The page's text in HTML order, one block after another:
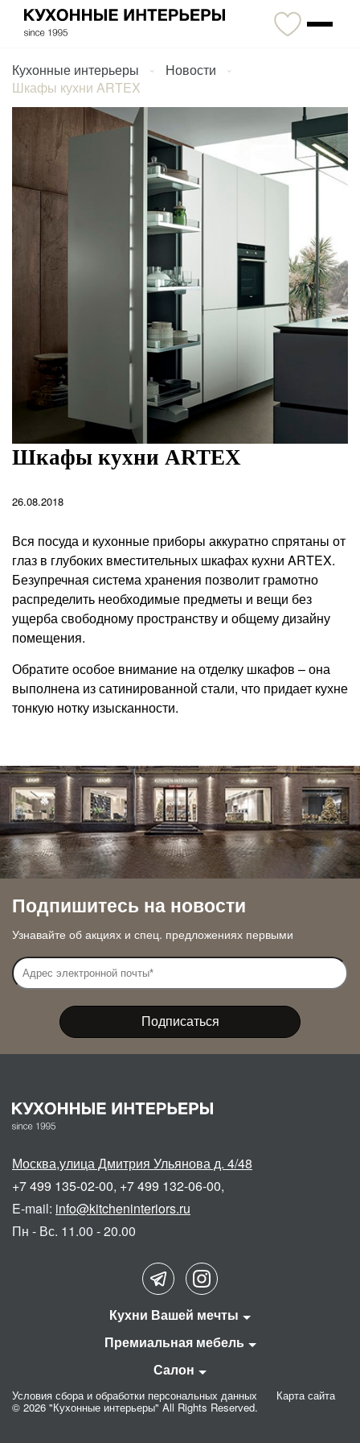
Кухонные интерьеры
Новости
Шкафы кухни ARTEX
Шкафы кухни ARTEX
26.08.2018
Вся посуда и кухонные приборы аккуратно спрятаны от
глаз в глубоких вместительных шкафах кухни ARTEX.
Безупречная система хранения позволит грамотно
распределить необходимые предметы и вещи без
ущерба свободному пространству и общему дизайну
помещения.
Обратите особое внимание на отделку шкафов – она
выполнена из сатинированной стали, что придает кухне
тонкую нотку изысканности.
Подпишитесь на новости
Узнавайте об акциях и спец. предложениях первыми
Москва,улица Дмитрия Ульянова д. 4/48
+7 499 135-02-00, +7 499 132-06-00,
E-mail: info@kitcheninteriors.ru
Пн - Вс. 11.00 - 20.00
Кухни Вашей мечты
Премиальная мебель
Салон
© 2026 "Кухонные интерьеры"All Rights Reserved.
Условия сбора и обработки персональных данных Карта сайта